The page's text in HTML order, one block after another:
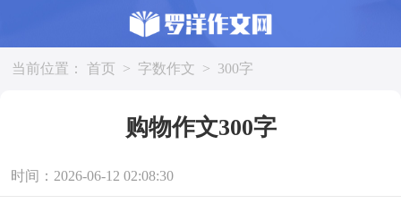
当前位置： 首页 > 字数作文 > 300字
购物作文300字
时间：2026-06-12 02:08:30